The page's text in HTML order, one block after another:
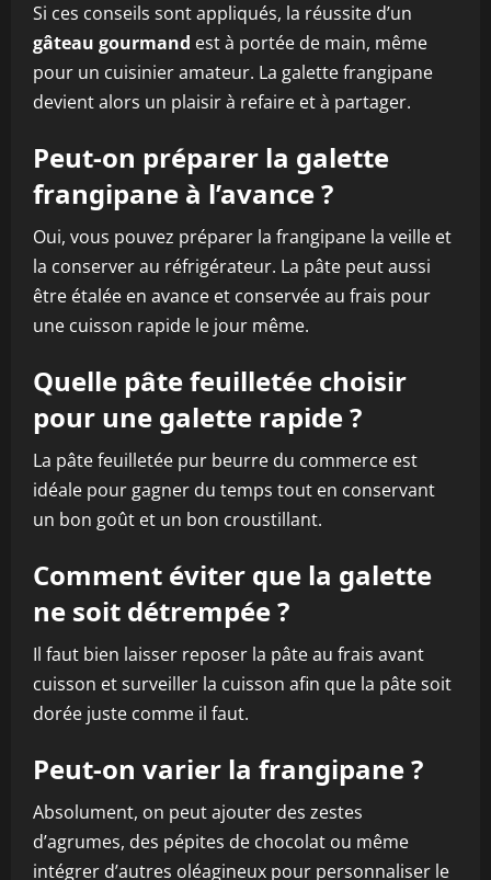
Si ces conseils sont appliqués, la réussite d’un
gâteau gourmand est à portée de main, même
pour un cuisinier amateur. La galette frangipane
devient alors un plaisir à refaire et à partager.
Peut-on préparer la galette
frangipane à l’avance ?
Oui, vous pouvez préparer la frangipane la veille et
la conserver au réfrigérateur. La pâte peut aussi
être étalée en avance et conservée au frais pour
une cuisson rapide le jour même.
Quelle pâte feuilletée choisir
pour une galette rapide ?
La pâte feuilletée pur beurre du commerce est
idéale pour gagner du temps tout en conservant
un bon goût et un bon croustillant.
Comment éviter que la galette
ne soit détrempée ?
Il faut bien laisser reposer la pâte au frais avant
cuisson et surveiller la cuisson afin que la pâte soit
dorée juste comme il faut.
Peut-on varier la frangipane ?
Absolument, on peut ajouter des zestes
d’agrumes, des pépites de chocolat ou même
intégrer d’autres oléagineux pour personnaliser le